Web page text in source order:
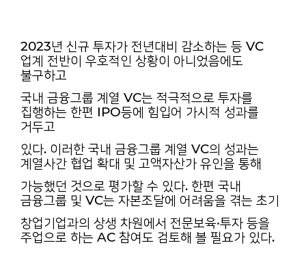
2023년 신규 투자가 전년대비 감소하는 등 VC
업계 전반이 우호적인 상황이 아니었음에도
불구하고
국내 금융그룹 계열 VC는 적극적으로 투자를
집행하는 한편 IPO등에 힘입어 가시적 성과를
거두고
있다. 이러한 국내 금융그룹 계열 VC의 성과는
계열사간 협업 확대 및 고액자산가 유인을 통해
가능했던 것으로 평가할 수 있다. 한편 국내
금융그룹 및 VC는 자본조달에 어려움을 겪는 초기
창업기업과의 상생 차원에서 전문보육·투자 등을
주업으로 하는 AC 참여도 검토해 볼 필요가 있다.